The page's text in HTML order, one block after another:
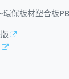
保板材塑合板PB